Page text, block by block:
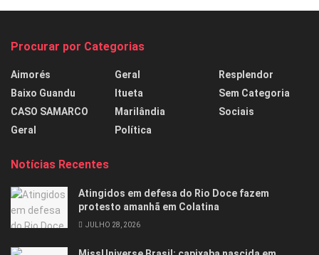
Procurar por Categorias
Aimorés
Baixo Guandu
CASO SAMARCO
Geral
Geral
Itueta
Marilândia
Política
Resplendor
Sem Categoria
Sociais
Notícias Recentes
Atingidos em defesa do Rio Doce fazem
protesto amanhã em Colatina
JULHO 28, 2026